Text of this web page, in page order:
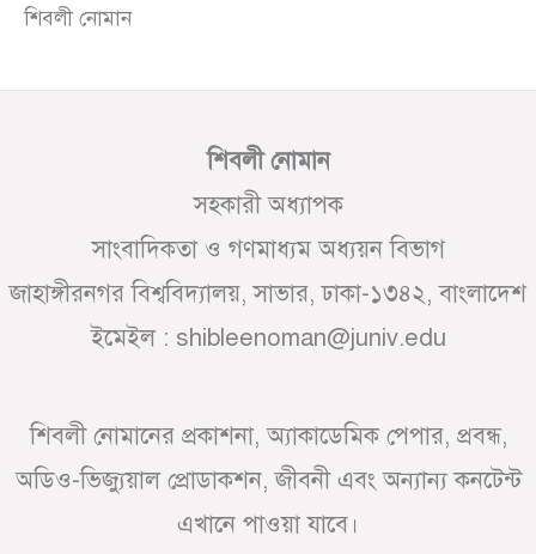
শিবলী নোমান
শিবলী নোমান
সহকারী অধ্যাপক
সাংবাদিকতা ও গণমাধ্যম অধ্যয়ন বিভাগ
জাহাঙ্গীরনগর বিশ্ববিদ্যালয়, সাভার, ঢাকা-১৩৪২, বাংলাদেশ
ইমেইল : shibleenoman@juniv.edu
শিবলী নোমানের প্রকাশনা, অ্যাকাডেমিক পেপার, প্রবন্ধ,
অডিও-ভিজ্যুয়াল প্রোডাকশন, জীবনী এবং অন্যান্য কনটেন্ট
এখানে পাওয়া যাবে।